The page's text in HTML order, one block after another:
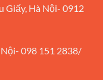
Giấy, Hà Nội- 0912
Nội- 098 151 2838/